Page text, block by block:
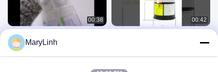
00:38
1:2 1:4 1:8 1:16 1:32 광섬유 분배기
광섬유 분배기
00:42
MaryLinh